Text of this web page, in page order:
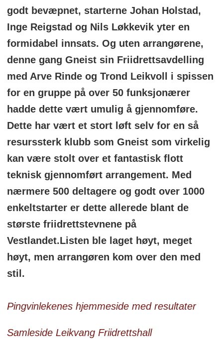
godt bevæpnet, starterne Johan Holstad,
Inge Reigstad og Nils Løkkevik yter en
formidabel innsats. Og uten arrangørene,
denne gang Gneist sin Friidrettsavdelling
med Arve Rinde og Trond Leikvoll i spissen
for en gruppe på over 50 funksjonærer
hadde dette vært umulig å gjennomføre.
Dette har vært et stort løft selv for en så
resurssterk klubb som Gneist som virkelig
kan være stolt over et fantastisk flott
teknisk gjennomført arrangement. Med
nærmere 500 deltagere og godt over 1000
enkeltstarter er dette allerede blant de
største friidrettstevnene på
Vestlandet.Listen ble laget høyt, meget
høyt, men arrangøren kom over den med
stil.
Pingvinlekenes hjemmeside med resultater
Samleside Leikvang Friidrettshall